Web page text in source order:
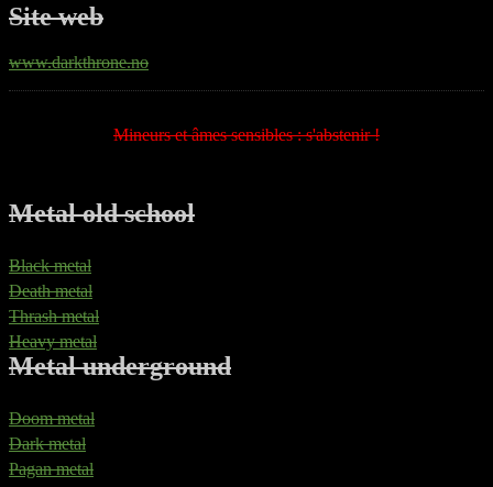
Site web
www.darkthrone.no
Mineurs et âmes sensibles : s'abstenir !
Metal old school
Black metal
Death metal
Thrash metal
Heavy metal
Metal underground
Doom metal
Dark metal
Pagan metal